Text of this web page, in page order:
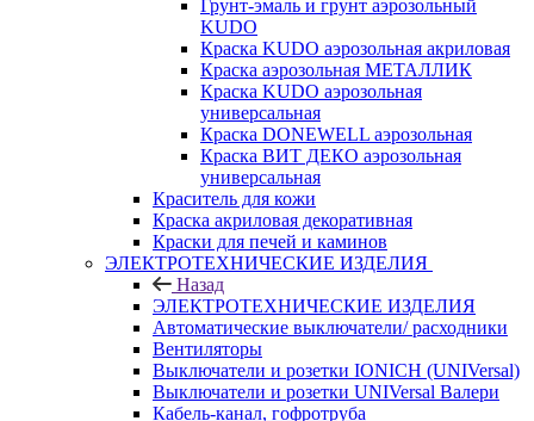
Грунт-эмаль и грунт аэрозольный
KUDO
Краска KUDO аэрозольная акриловая
Краска аэрозольная МЕТАЛЛИК
Краска KUDO аэрозольная
универсальная
Краска DONEWELL аэрозольная
Краска ВИТ ДЕКО аэрозольная
универсальная
Краситель для кожи
Краска акриловая декоративная
Краски для печей и каминов
ЭЛЕКТРОТЕХНИЧЕСКИЕ ИЗДЕЛИЯ
Назад
ЭЛЕКТРОТЕХНИЧЕСКИЕ ИЗДЕЛИЯ
Автоматические выключатели/ расходники
Вентиляторы
Выключатели и розетки IONICH (UNIVersal)
Выключатели и розетки UNIVersal Валери
Кабель-канал, гофротруба